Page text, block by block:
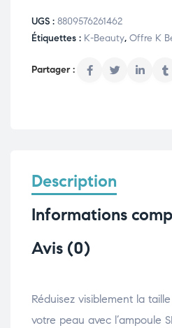
UGS : 8809576261462
Étiquettes : K-Beauty, Offre K
Description
Informations
Avis (0)
Réduisez visiblement la
votre peau avec l’ampoule